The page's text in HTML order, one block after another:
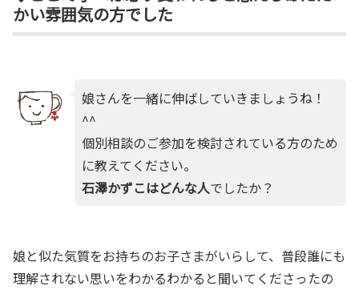
かい雰囲気の方でした
娘さんを一緒に伸ばしていきましょうね！
^^
個別相談のご参加を検討されている方のため
に教えてください。
石澤かずこはどんな人でしたか？
娘と似た気質をお持ちのお子さまがいらして、普段誰にも
理解されない思いをわかるわかると聞いてくださったの